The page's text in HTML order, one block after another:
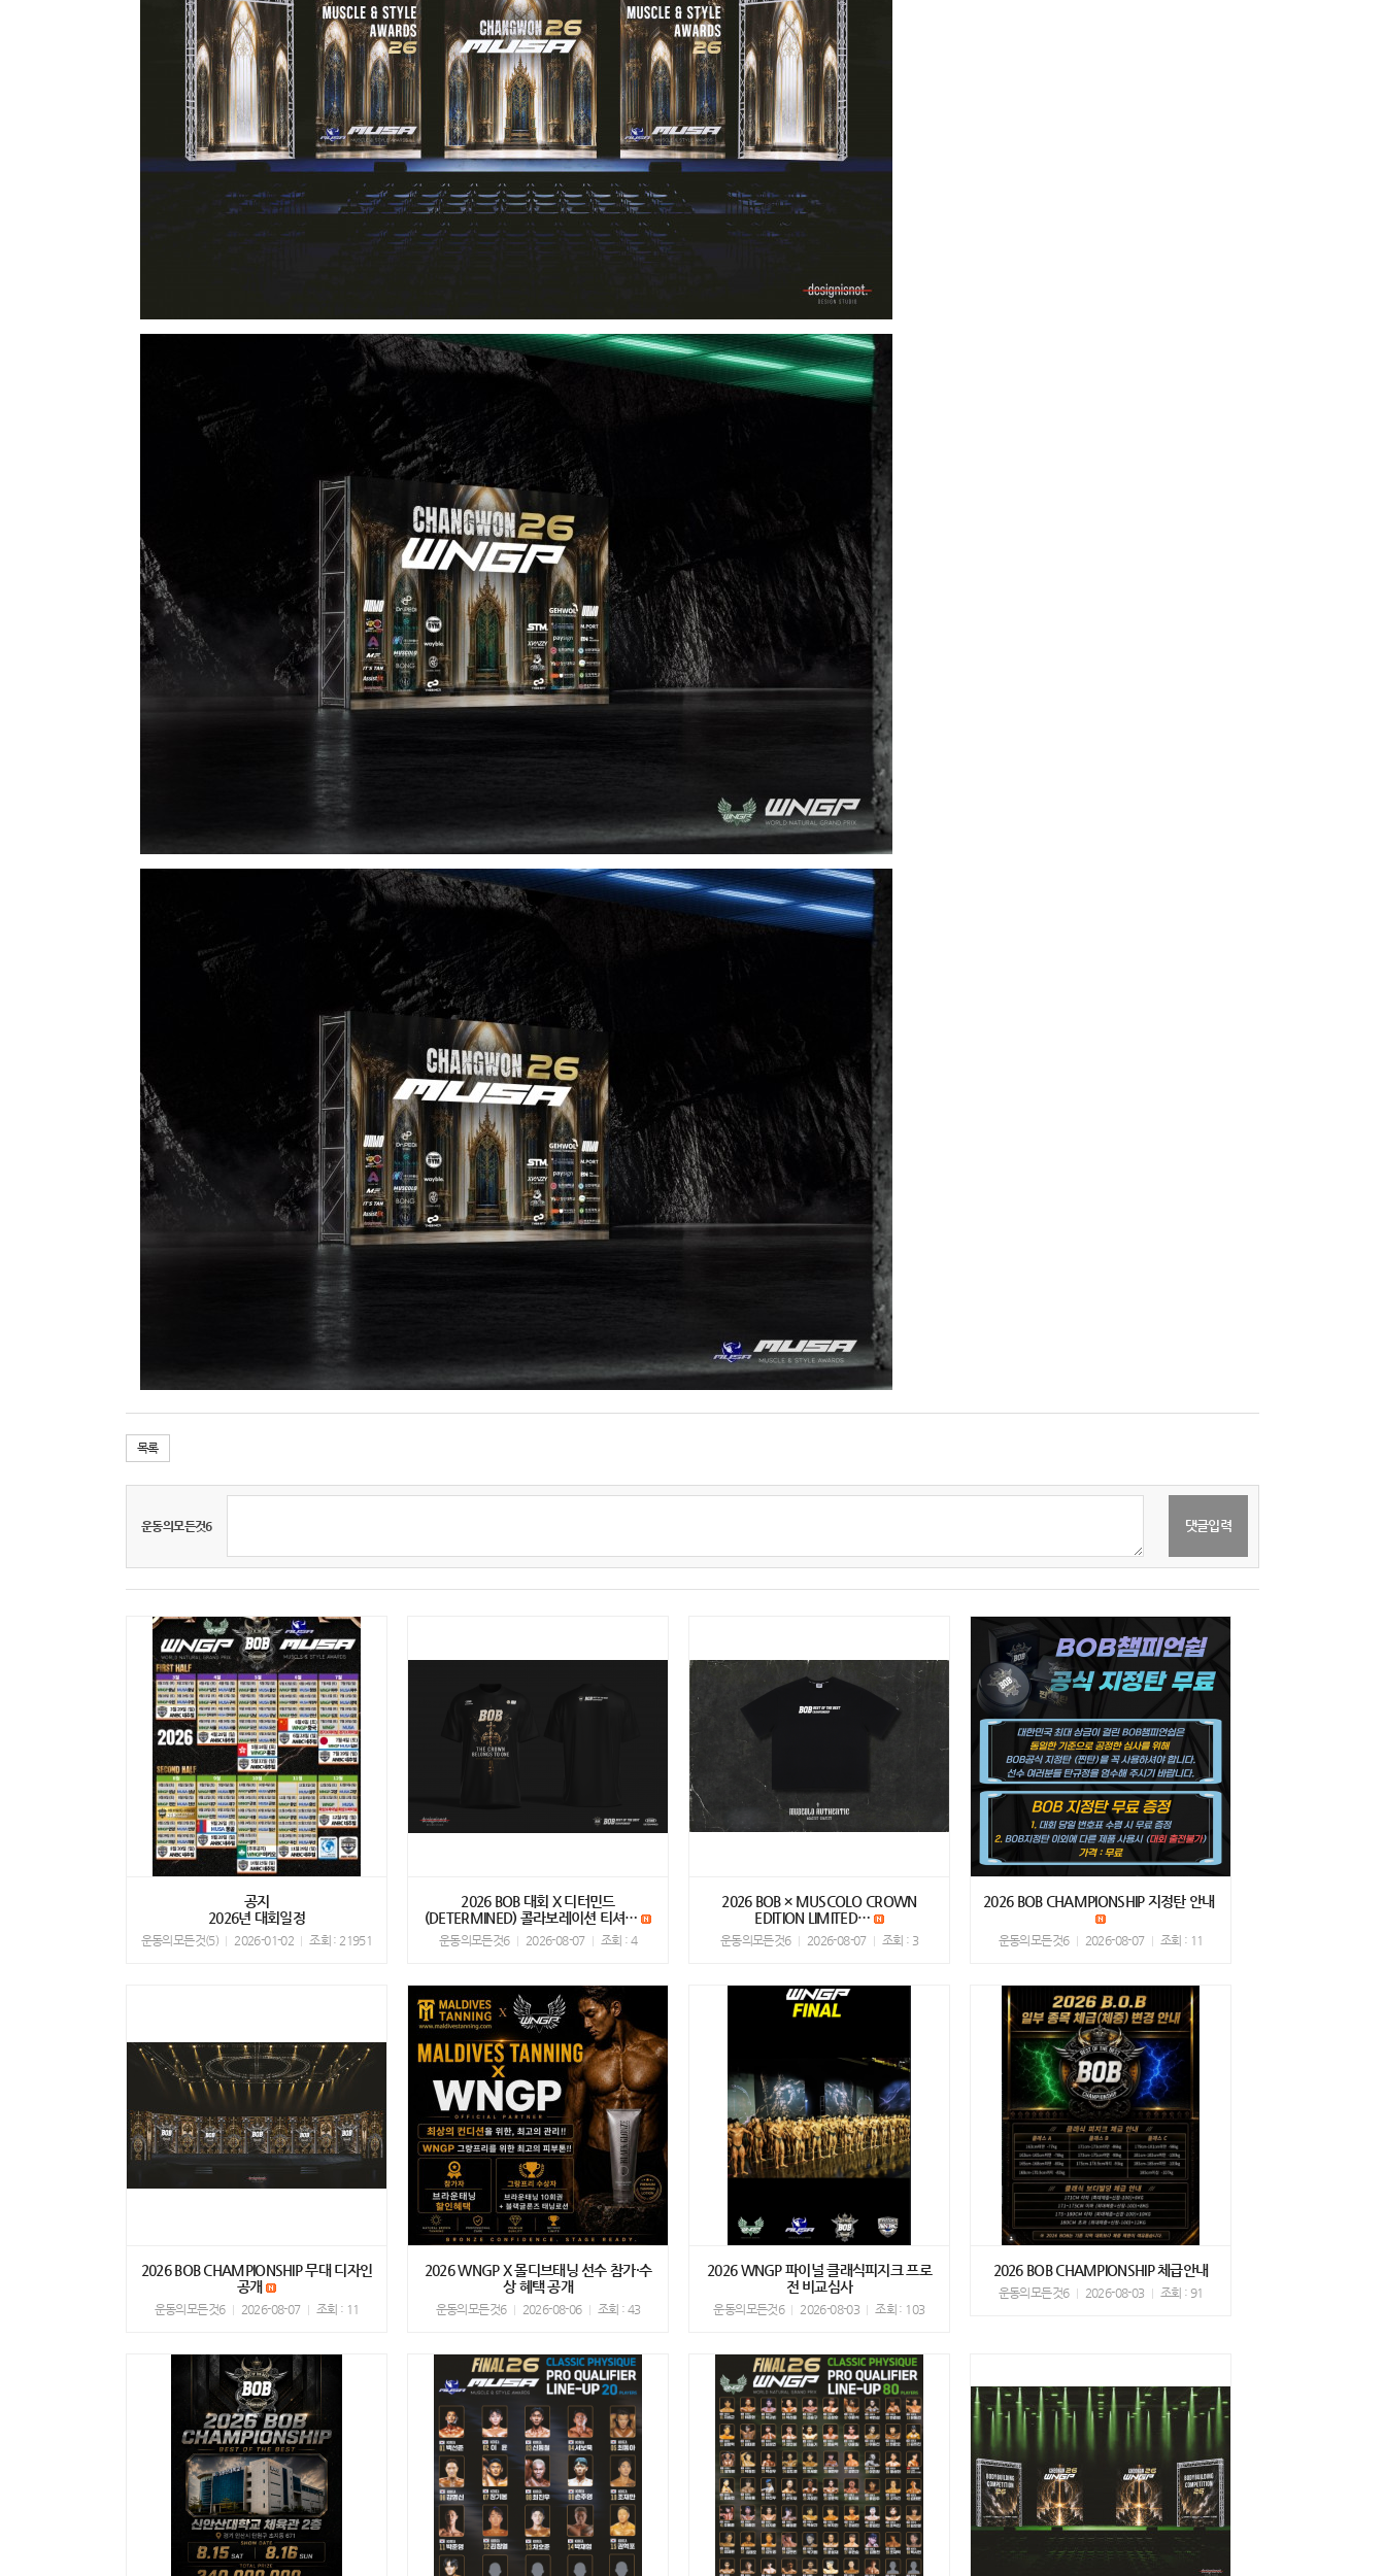
목록
운동의모든것6
공지
2026년 대회일정
운동의모든것(5) 2026-01-02 조회 : 21951
2026 BOB 대회 X 디터민드
(DETERMINED) 콜라보레이션 티셔…
운동의모든것6 2026-08-07 조회 : 4
2026 BOB × MUSCOLO CROWN
EDITION LIMITED…
운동의모든것6 2026-08-07 조회 : 3
2026 BOB CHAMPIONSHIP 지정탄 안내
운동의모든것6 2026-08-07 조회 : 11
2026 BOB CHAMPIONSHIP 무대 디자인
공개
운동의모든것6 2026-08-07 조회 : 11
2026 WNGP X 몰디브태닝 선수 참가·수
상 혜택 공개
운동의모든것6 2026-08-06 조회 : 43
2026 WNGP 파이널 클래식피지크 프로
전 비교심사
운동의모든것6 2026-08-03 조회 : 103
2026 BOB CHAMPIONSHIP 체급안내
운동의모든것6 2026-08-03 조회 : 91